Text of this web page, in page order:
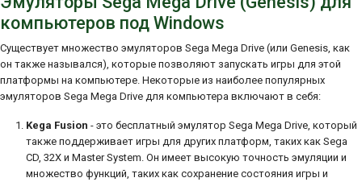
компьютеров под Windows
Существует множество эмуляторов Sega Mega Drive (или Genesis, как
он также назывался), которые позволяют запускать игры для этой
платформы на компьютере. Некоторые из наиболее популярных
эмуляторов Sega Mega Drive для компьютера включают в себя:
Kega Fusion - это бесплатный эмулятор Sega Mega Drive, который
также поддерживает игры для других платформ, таких как Sega
CD, 32X и Master System. Он имеет высокую точность эмуляции и
множество функций, таких как сохранение состояния игры и